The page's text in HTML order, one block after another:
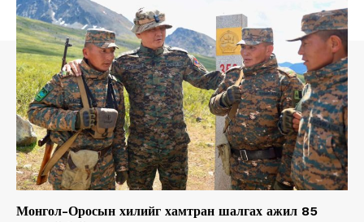
Монгол-Оросын хилийг хамтран шалгах ажил 85